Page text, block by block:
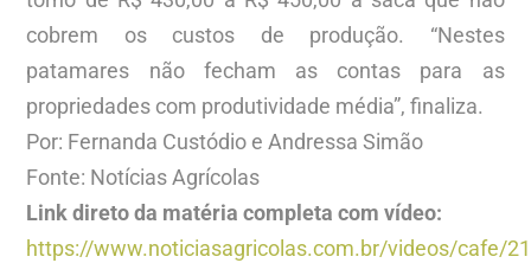
cobrem os custos de produção. “Nestes
patamares não fecham as contas para as
propriedades com produtividade média”, finaliza.
Por: Fernanda Custódio e Andressa Simão
Fonte: Notícias Agrícolas
Link direto da matéria completa com vídeo:
https://www.noticiasagricolas.com.br/videos/cafe/